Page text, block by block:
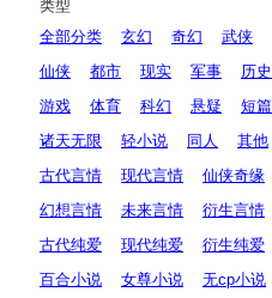
类型
全部分类
玄幻 奇幻
武侠
仙侠
都市 现实 军事
历史
游戏
体育 科幻 悬疑
短篇
诸天无限
轻小说 同人
其他
古代言情
现代言情
仙侠奇缘
幻想言情
未来言情
衍生言情
古代纯爱
现代纯爱
衍生纯爱
百合小说
女尊小说
无cp小说